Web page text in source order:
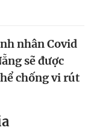
nhân Covid
sẽ được
chống vi rút